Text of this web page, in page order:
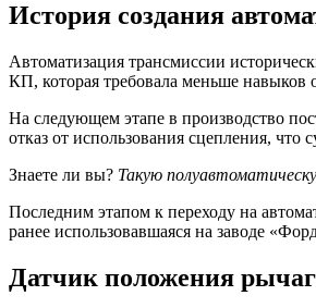
История создания
Автоматизация трансмиссии
КП, которая требовала меньше навыков
На следующем этапе в производство
отказ от использования сцепления, что
Знаете ли вы? Такую
Последним этапом к переходу на
ранее использовавшаяся на заводе
Датчик положения